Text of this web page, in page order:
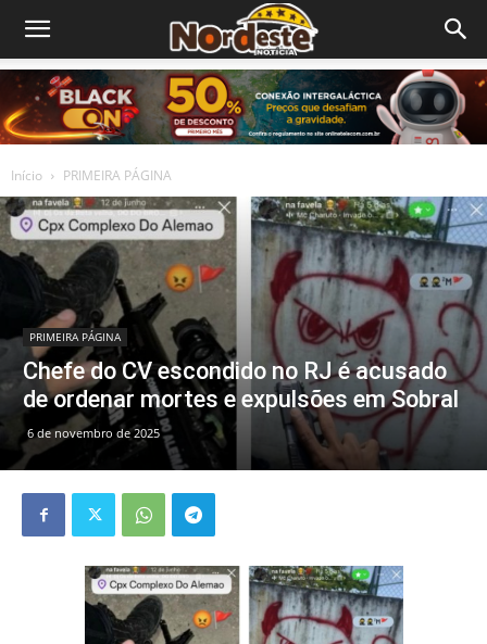
Início PRIMEIRA PÁGINA
PRIMEIRA PÁGINA
Chefe do CV escondido no RJ é acusado
de ordenar mortes e expulsões em Sobral
6 de novembro de 2025